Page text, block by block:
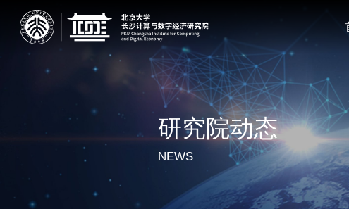
研究院动态
NEWS